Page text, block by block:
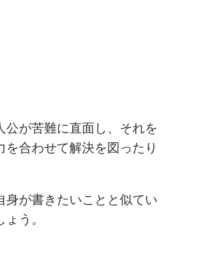
が苦難に直面し、それを
合わせて解決を図ったり
が書きたいことと似てい
う。